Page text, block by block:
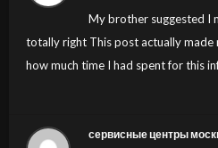
My brother suggested I
totally right This post actually made
how much time I had spent for this
сервисные центры